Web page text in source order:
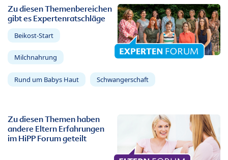
Zu diesen Themenbereichen
gibt es Expertenratschläge
Beikost-Start
Milchnahrung
Rund um Babys Haut Schwangerschaft
Zu diesen Themen haben
andere Eltern Erfahrungen
im HiPP Forum geteilt